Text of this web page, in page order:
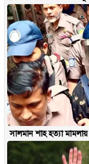
সালমান শাহ হত্যা